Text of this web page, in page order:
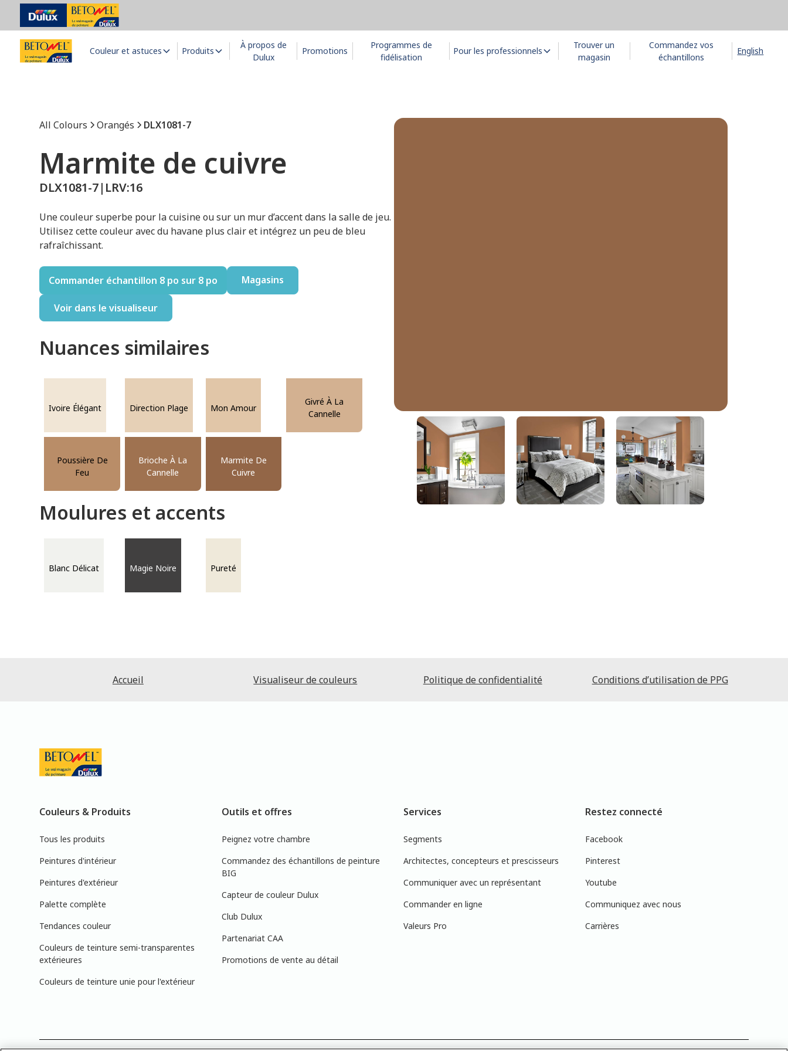
Couleur et astuces Produits
À propos de
Dulux
Promotions
Programmes de
fidélisation
Pour les professionnels
Trouver un
magasin
Commandez vos
échantillons
English
All Colours Orangés DLX1081-7
Marmite de cuivre
DLX1081-7| LRV:16
Une couleur superbe pour la cuisine ou sur un mur d’accent dans la salle de jeu.
Utilisez cette couleur avec du havane plus clair et intégrez un peu de bleu
rafraîchissant.
Commander échantillon 8 po sur 8 po Magasins
Voir dans le visualiseur
Nuances similaires
Ivoire Élégant Direction Plage Mon Amour
Givré À La
Cannelle
Poussière De
Feu
Brioche À La
Cannelle
Marmite De
Cuivre
Moulures et accents
Blanc Délicat Magie Noire Pureté
Marmite De Cuivre
DLX1081-7
Accueil Visualiseur de couleurs Politique de confidentialité Conditions d’utilisation de PPG
Couleurs & Produits
Tous les produits
Peintures d'intérieur
Peintures d'extérieur
Palette complète
Tendances couleur
Couleurs de teinture semi-transparentes
extérieures
Couleurs de teinture unie pour l'extérieur
Outils et offres
Peignez votre chambre
Commandez des échantillons de peinture
BIG
Capteur de couleur Dulux
Club Dulux
Partenariat CAA
Promotions de vente au détail
Services
Segments
Architectes, concepteurs et prescisseurs
Communiquer avec un représentant
Commander en ligne
Valeurs Pro
Restez connecté
Facebook
Pinterest
Youtube
Communiquez avec nous
Carrières